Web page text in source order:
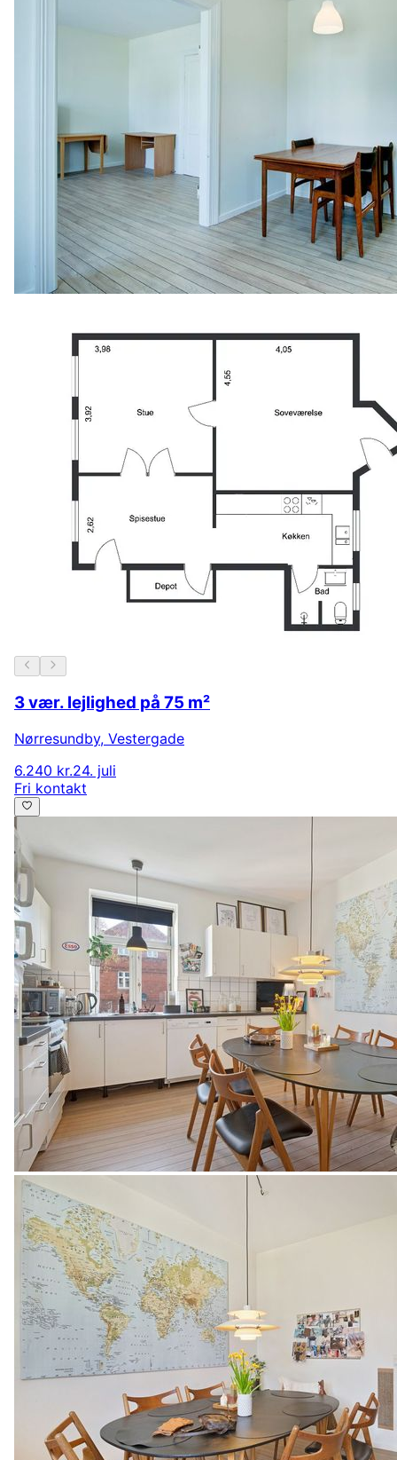
3 vær. lejlighed på 75 m²
Nørresundby, Vestergade
6.240 kr.24. juli
Fri kontakt